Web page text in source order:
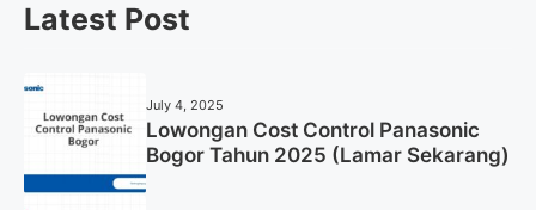
Latest Post
July 4, 2025
Lowongan Cost Control Panasonic
Bogor Tahun 2025 (Lamar Sekarang)